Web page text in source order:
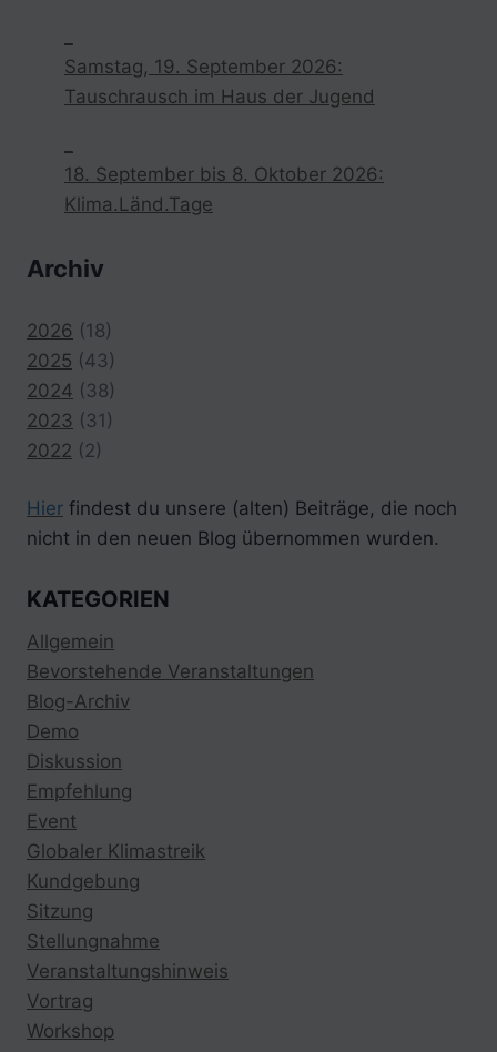
Samstag, 19. September 2026:
Tauschrausch im Haus der Jugend
18. September bis 8. Oktober 2026:
Klima.Länd.Tage
Archiv
2026 (18)
2025 (43)
2024 (38)
2023 (31)
2022 (2)
Hier findest du unsere (alten) Beiträge, die noch
nicht in den neuen Blog übernommen wurden.
KATEGORIEN
Allgemein
Bevorstehende Veranstaltungen
Blog-Archiv
Demo
Diskussion
Empfehlung
Event
Globaler Klimastreik
Kundgebung
Sitzung
Stellungnahme
Veranstaltungshinweis
Vortrag
Workshop